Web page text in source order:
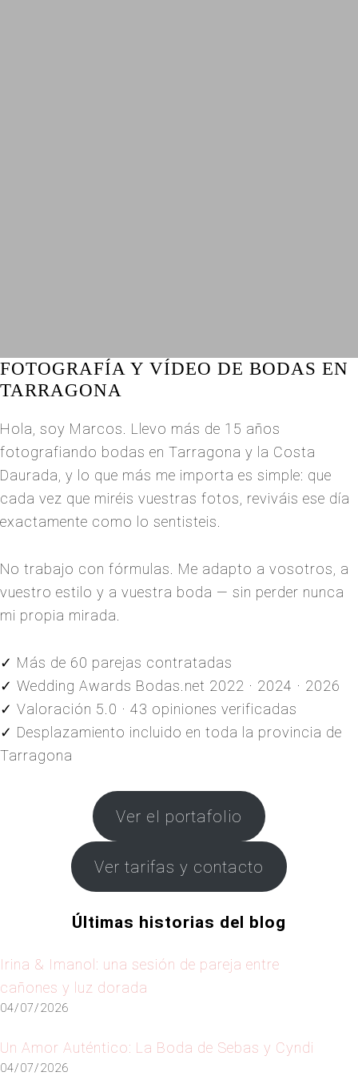
FOTOGRAFÍA Y VÍDEO DE BODAS EN
TARRAGONA
Hola, soy Marcos. Llevo más de 15 años
fotografiando bodas en Tarragona y la Costa
Daurada, y lo que más me importa es simple: que
cada vez que miréis vuestras fotos, reviváis ese día
exactamente como lo sentisteis.
No trabajo con fórmulas. Me adapto a vosotros, a
vuestro estilo y a vuestra boda — sin perder nunca
mi propia mirada.
✓ Más de 60 parejas contratadas
✓ Wedding Awards Bodas.net 2022 · 2024 · 2026
✓ Valoración 5.0 · 43 opiniones verificadas
✓ Desplazamiento incluido en toda la provincia de
Tarragona
Ver el portafolio
Ver tarifas y contacto
Últimas historias del blog
Irina & Imanol: una sesión de pareja entre
cañones y luz dorada
04/07/2026
Un Amor Auténtico: La Boda de Sebas y Cyndi
04/07/2026